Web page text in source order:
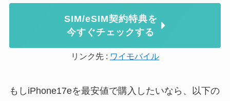
SIM/eSIM契約特典を
今すぐチェックする
リンク先 : ワイモバイル
もしiPhone17eを最安値で購入したいなら、以下の